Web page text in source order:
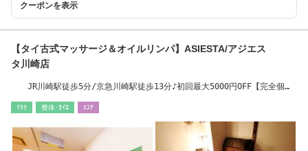
クーポンを表示
【タイ古式マッサージ＆オイルリンパ】ASIESTA/アジエス
タ川崎店
JR川崎駅徒歩5分/京急川崎駅徒歩13分♪初回最大5000円OFF【完全個
ﾘﾗｸ 整体･ｶｲﾛ ｴｽﾃ